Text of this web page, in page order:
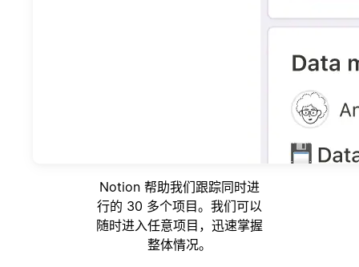
Notion 帮助我们跟踪同时进
行的 30 多个项目。我们可以
随时进入任意项目，迅速掌握
整体情况。